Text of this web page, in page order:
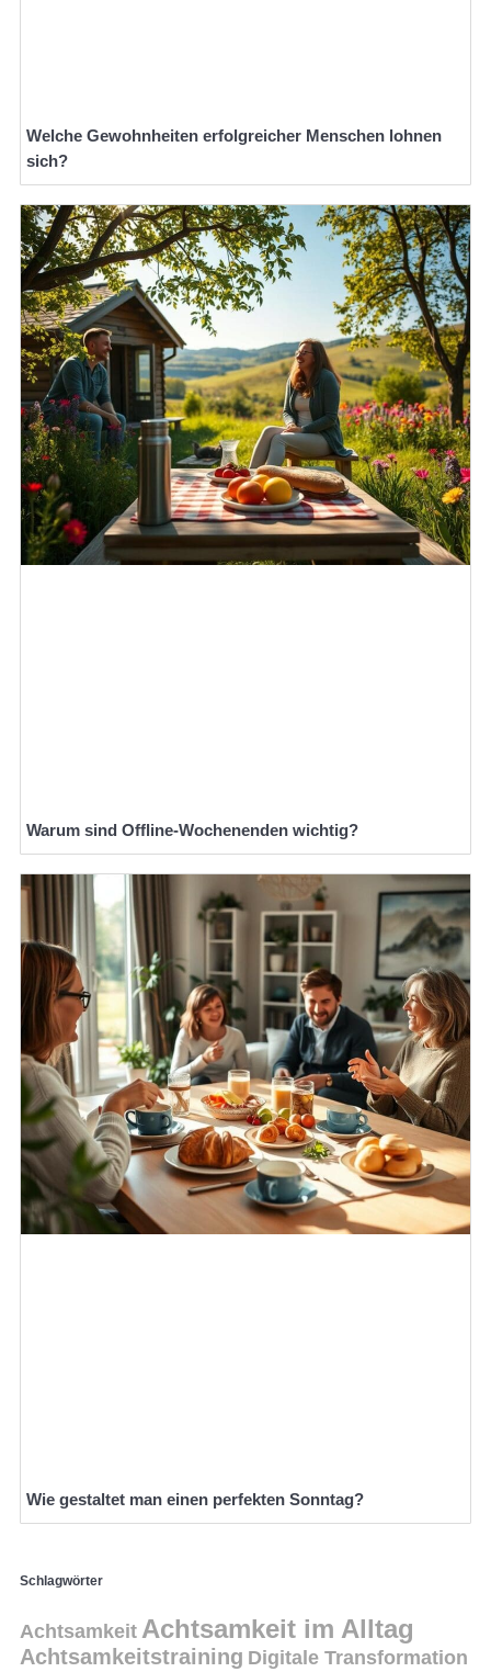
Welche Gewohnheiten erfolgreicher Menschen lohnen
sich?
Warum sind Offline-Wochenenden wichtig?
Wie gestaltet man einen perfekten Sonntag?
Schlagwörter
Achtsamkeit Achtsamkeit im Alltag
Achtsamkeitstraining Digitale Transformation